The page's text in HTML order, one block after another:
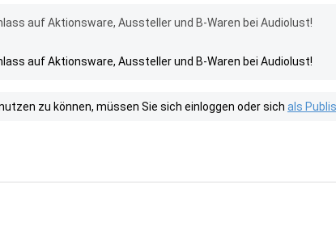
auf Aktionsware, Aussteller und B-Waren bei Audiolust!
auf Aktionsware, Aussteller und B-Waren bei Audiolust!
zu können, müssen Sie sich einloggen oder sich als